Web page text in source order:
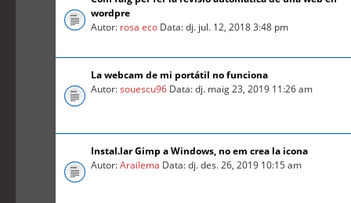
wordpre
Autor: rosa eco Data: dj. jul. 12, 2018 3:48 pm
La webcam de mi portátil no funciona
Autor:souescu96 Data: dj. maig 23, 2019 11:26 am
Instal.lar Gimp a Windows, no em crea la icona
Autor:Arailema Data: dj. des. 26, 2019 10:15 am